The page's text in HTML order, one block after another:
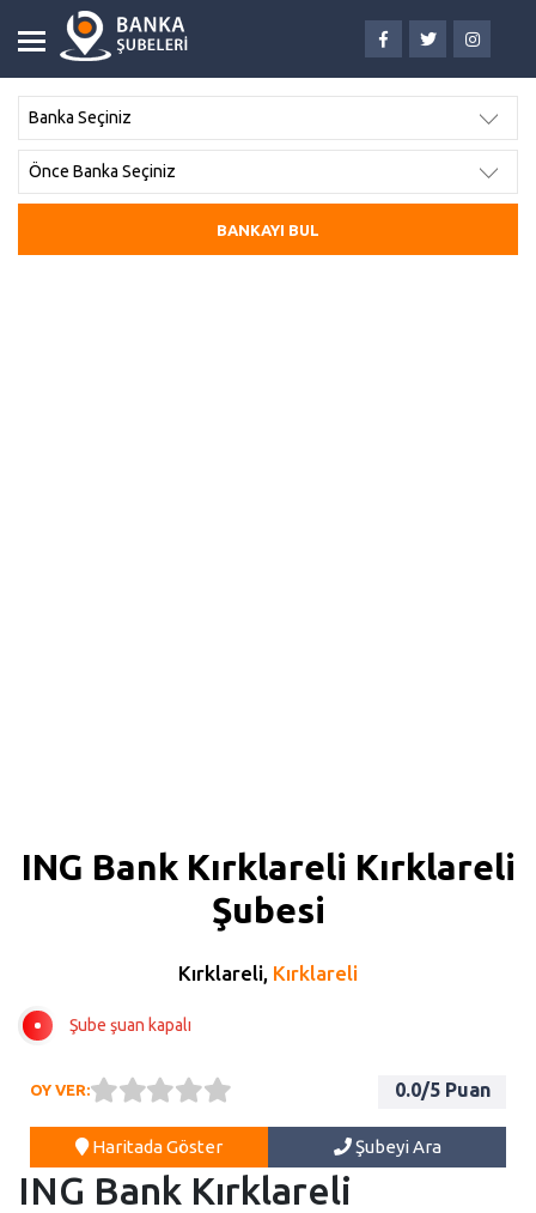
ING Bank Kırklareli Kırklareli
Şubesi
Kırklareli, Kırklareli
Şube şuan kapalı
OY VER: 0.0/5 Puan
Haritada Göster Şubeyi Ara
ING Bank Kırklareli